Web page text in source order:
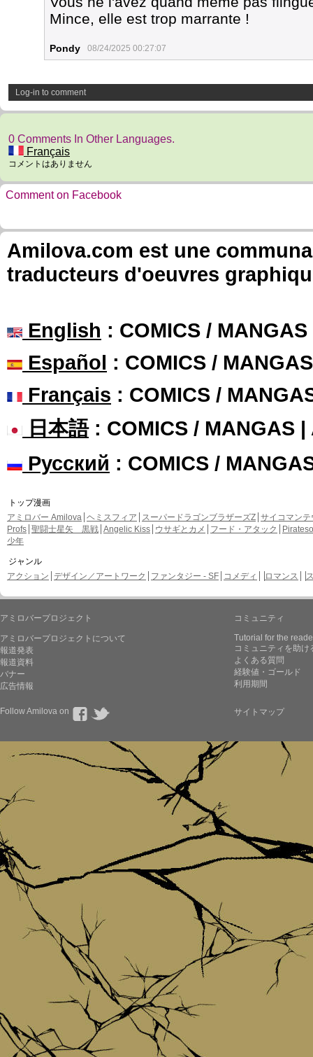
Mince, elle est trop marrante !
Pondy 08/24/2025 00:27:07
Log-in to comment
0 Comments In Other Languages.
Français
コメントはありません
Comment on Facebook
Amilova.com est une
traducteurs d'oeuvres
English : COMICS /
Español : COMICS /
Français : COMICS /
日本語: COMICS / MANGAS |
Русский : COMICS /
トップ漫画
アミロバー Amilova ヘミスフィア スーパードラゴンブラザーズZ サイコマンテ
Profs 聖闘士星矢 黒戦 Angelic Kiss ウサギとカメ フード・アタック
少年
ジャンル
アクション デザイン／アートワーク ファンタジー - SF コメディ ロマンス
アミロバープロジェクト
アミロバープロジェクトについて
報道発表
報道資料
バナー
広告情報
コミュニティ
Tutorial for the
コミュニティを助け
よくある質問
経験値・ゴールド
利用期間
Follow Amilova on サイトマップ